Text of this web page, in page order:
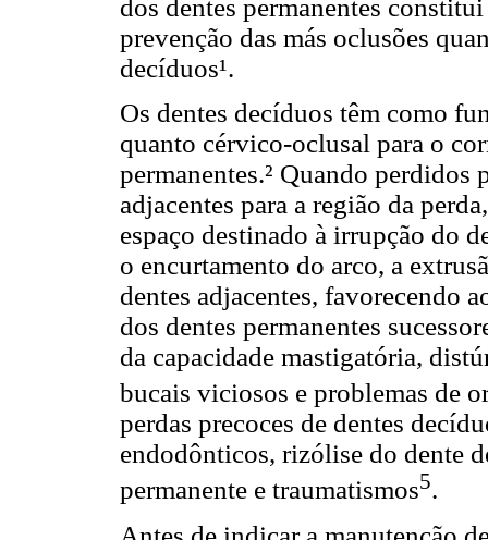
dos dentes permanentes
prevenção das más oclusões
decíduos¹.
Os dentes decíduos têm como
quanto cérvico-oclusal para o
permanentes.² Quando perdidos
adjacentes para a região da
espaço destinado à irrupção do
o encurtamento do arco, a
dentes adjacentes, favorecendo
dos dentes permanentes
da capacidade mastigatória,
bucais viciosos e problemas de
perdas precoces de dentes
endodônticos, rizólise do dente
permanente e traumatismos5.